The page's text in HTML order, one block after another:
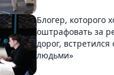
Блогер, которого
оштрафовать за
дорог,
людьми»